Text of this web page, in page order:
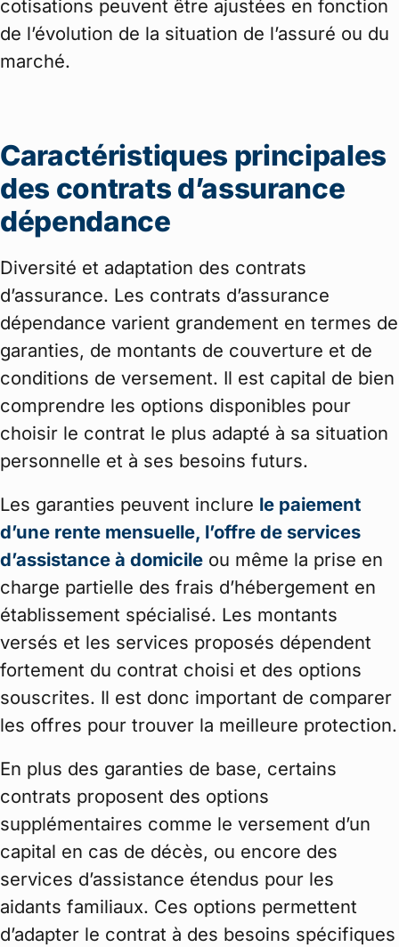
cotisations peuvent être ajustées en fonction
de l’évolution de la situation de l’assuré ou du
marché.
Caractéristiques principales
des contrats d’assurance
dépendance
Diversité et adaptation des contrats
d’assurance. Les contrats d’assurance
dépendance varient grandement en termes de
garanties, de montants de couverture et de
conditions de versement. Il est capital de bien
comprendre les options disponibles pour
choisir le contrat le plus adapté à sa situation
personnelle et à ses besoins futurs.
Les garanties peuvent inclure le paiement
d’une rente mensuelle, l’offre de services
d’assistance à domicile ou même la prise en
charge partielle des frais d’hébergement en
établissement spécialisé. Les montants
versés et les services proposés dépendent
fortement du contrat choisi et des options
souscrites. Il est donc important de comparer
les offres pour trouver la meilleure protection.
En plus des garanties de base, certains
contrats proposent des options
supplémentaires comme le versement d’un
capital en cas de décès, ou encore des
services d’assistance étendus pour les
aidants familiaux. Ces options permettent
d’adapter le contrat à des besoins spécifiques